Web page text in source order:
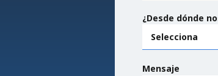
¿Desde dónde
Mensaje